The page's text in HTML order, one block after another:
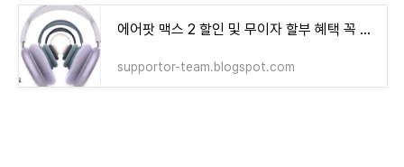
에어팟 맥스 2 할인 및 무이자 할부 혜택 꼭 사야하는 이유
supportor-team.blogspot.com